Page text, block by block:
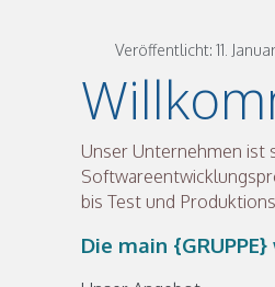
Veröffentlicht: 11.
Unser Unternehmen ist
bis Test und
Die main